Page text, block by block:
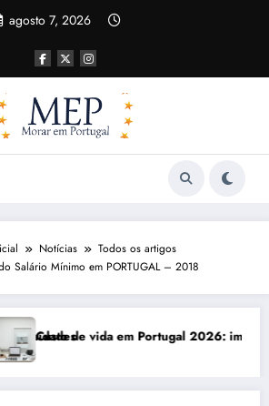
agosto 7, 2026
Notícias
Todos os artigos
Salário Mínimo em PORTUGAL – 2018
2026: impactos reais e ajustes necessários